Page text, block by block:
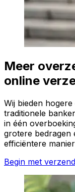
Meer
online
Wij bieden
traditionele
in één
grotere bedragen
efficiëntere
Begin met